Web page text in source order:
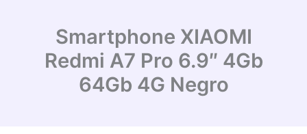
Smartphone XIAOMI
Redmi A7 Pro 6.9″ 4Gb
64Gb 4G Negro